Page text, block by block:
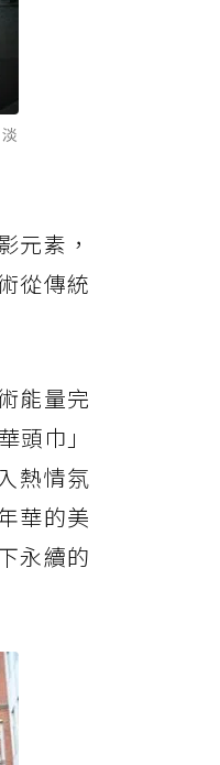
元素，
從傳統
能量完
巾」
熱情氛
華的美
永續的